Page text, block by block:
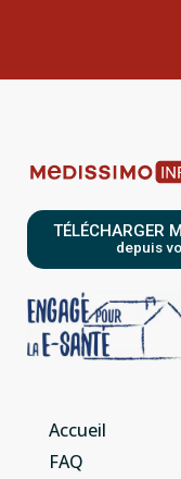
TÉLÉCHARGER
depuis
Accueil
FAQ